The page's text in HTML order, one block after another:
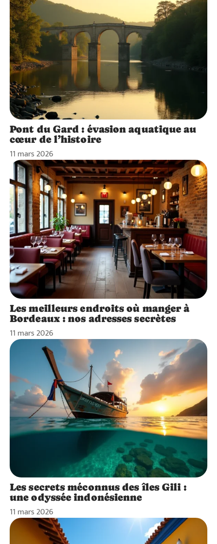
Pont du Gard : évasion aquatique au
cœur de l’histoire
11 mars 2026
Les meilleurs endroits où manger à
Bordeaux : nos adresses secrètes
11 mars 2026
Les secrets méconnus des îles Gili :
une odyssée indonésienne
11 mars 2026